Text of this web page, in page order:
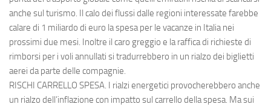
anche sul turismo. Il calo dei flussi dalle regioni interessate farebbe
calare di 1 miliardo di euro la spesa per le vacanze in Italia nei
prossimi due mesi. Inoltre il caro greggio e la raffica di richieste di
rimborsi per i voli annullati si tradurrebbero in un rialzo dei biglietti
aerei da parte delle compagnie.
RISCHI CARRELLO SPESA. I rialzi energetici provocherebbero anche
un rialzo dell’inflazione con impatto sul carrello della spesa. Ma sui